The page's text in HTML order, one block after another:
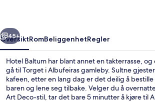
Neste
45+
OversiktRomBeliggenhetRegler
Hotel Baltum har blant annet en takterrasse,
gå til Torget i Albufeiras gamleby. Sultne
kafeen, etter en lang dag er det deilig å
baren og lene seg tilbake. Velger du å
Art Deco-stil, tar det bare 5 minutter å kjøre til